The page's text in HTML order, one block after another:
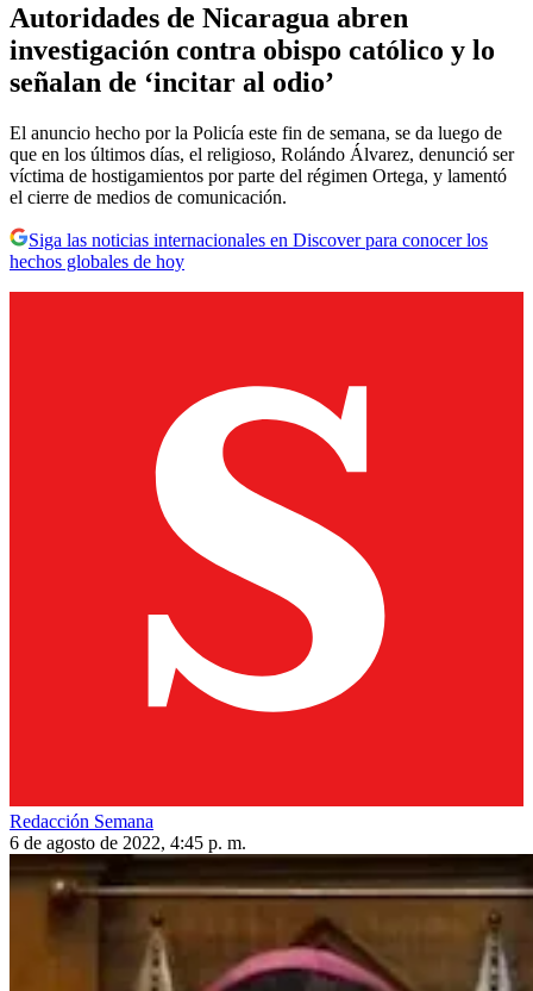
Autoridades de Nicaragua abren
investigación contra obispo católico y lo
señalan de ‘incitar al odio’
El anuncio hecho por la Policía este fin de semana, se da luego de
que en los últimos días, el religioso, Rolándo Álvarez, denunció ser
víctima de hostigamientos por parte del régimen Ortega, y lamentó
el cierre de medios de comunicación.
Siga las noticias internacionales en Discover para conocer los
hechos globales de hoy
Redacción Semana
6 de agosto de 2022, 4:45 p. m.